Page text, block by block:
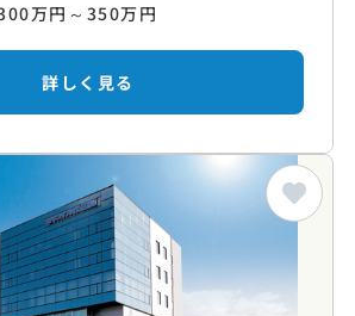
万円～350万円
詳しく見る